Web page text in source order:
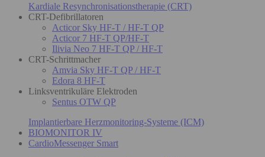
Kardiale Resynchronisationstherapie (CRT)
CRT-Defibrillatoren
Acticor Sky HF-T / HF-T QP
Acticor 7 HF-T QP/HF-T
Ilivia Neo 7 HF-T QP / HF-T
CRT-Schrittmacher
Amvia Sky HF-T QP / HF-T
Edora 8 HF-T
Linksventrikuläre Elektroden
Sentus OTW QP
Implantierbare Herzmonitoring-Systeme (ICM)
BIOMONITOR IV
CardioMessenger Smart